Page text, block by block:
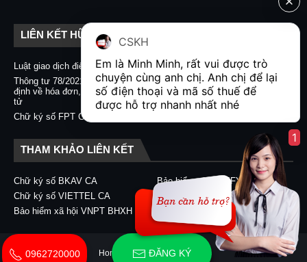
LIÊN KẾT HỮU ÍCH
Luật giao dịch điện tử
Nghị định 130/2018/NĐ-CP
Thông tư 78/2021/TT-BTC quy
định về hóa đơn, chứng từ điện
tử
Chữ ký số CA2 - Nacencomm
Chữ ký số VNPT CA
Chữ ký số BKAV CA
Chữ ký số FPT CA
THAM KHẢO LIÊN KẾT
Chữ ký số BKAV CA
Bảo hiểm xã hội EFY-eBHXH
Chữ ký số VIETTEL CA
Chữ ký số CA2 - Nacencomm
Bảo hiểm xã hội VNPT BHXH
Chữ ký số VNPT CA
Home About Contact Us
0962720000 ĐĂNG KÝ
CSKH
Em là Minh Minh, rất vui được trò
chuyện cùng anh chị. Anh chị để lại
số điện thoại và mã số thuế để
được hỗ trợ nhanh nhất nhé
1